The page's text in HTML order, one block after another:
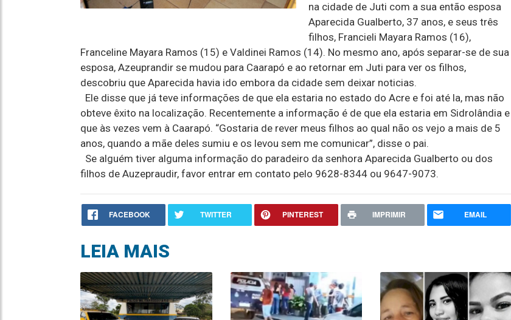
na cidade de Juti com a sua então esposa
Aparecida Gualberto, 37 anos, e seus três
filhos, Francieli Mayara Ramos (16),
Franceline Mayara Ramos (15) e Valdinei Ramos (14). No mesmo ano, após separar-se de sua
esposa, Azeuprandir se mudou para Caarapó e ao retornar em Juti para ver os filhos,
descobriu que Aparecida havia ido embora da cidade sem deixar noticias.
Ele disse que já teve informações de que ela estaria no estado do Acre e foi até la, mas não
obteve êxito na localização. Recentemente a informação é de que ela estaria em Sidrolândia e
que às vezes vem à Caarapó. “Gostaria de rever meus filhos ao qual não os vejo a mais de 5
anos, quando a mãe deles sumiu e os levou sem me comunicar”, disse o pai.
Se alguém tiver alguma informação do paradeiro da senhora Aparecida Gualberto ou dos
filhos de Auzepraudir, favor entrar em contato pelo 9628-8344 ou 9647-9073.
FACEBOOK TWITTER PINTEREST IMPRIMIR EMAIL
LEIA MAIS